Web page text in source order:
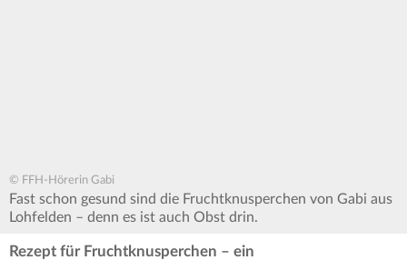
© FFH-Hörerin Gabi
Fast schon gesund sind die Fruchtknusperchen von Gabi aus
Lohfelden – denn es ist auch Obst drin.
Rezept für Fruchtknusperchen – ein